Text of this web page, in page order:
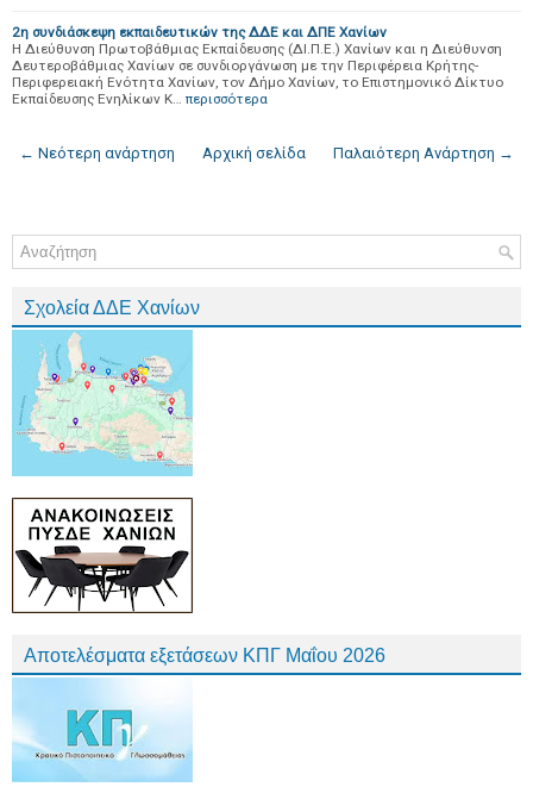
2η συνδιάσκεψη εκπαιδευτικών της ΔΔΕ και ΔΠΕ Χανίων
Η Διεύθυνση Πρωτοβάθμιας Εκπαίδευσης (ΔΙ.Π.Ε.) Χανίων και η Διεύθυνση
Δευτεροβάθμιας Χανίων σε συνδιοργάνωση με την Περιφέρεια Κρήτης-
Περιφερειακή Ενότητα Χανίων, τον Δήμο Χανίων, το Επιστημονικό Δίκτυο
Εκπαίδευσης Ενηλίκων Κ… περισσότερα
← Νεότερη ανάρτηση Παλαιότερη Ανάρτηση →
Αρχική σελίδα
Σχολεία ΔΔΕ Χανίων
Αποτελέσματα εξετάσεων ΚΠΓ Μαΐου 2026